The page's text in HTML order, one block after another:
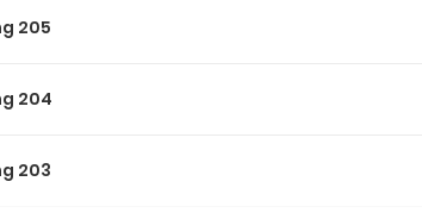
205
204
203